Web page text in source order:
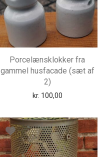
Porcelænsklokker fra
gammel husfacade (sæt af
2)
kr. 100,00